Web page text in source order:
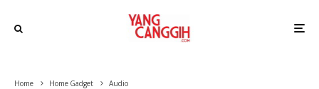
Home Home Gadget Audio